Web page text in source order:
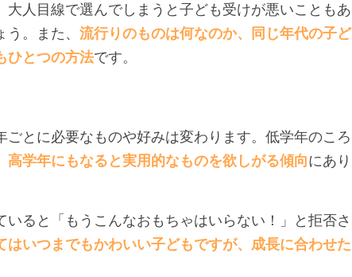
人目線で選んでしまうと子ども受けが悪いこともあ
。また、 流行りのものは何なのか、同じ年代の子ど
ひとつの方法です。
とに必要なものや好みは変わります。低学年のころ
高学年にもなると実用的なものを欲しがる傾向にあり
ると「もうこんなおもちゃはいらない！」と拒否さ
はいつまでもかわいい子どもですが、成長に合わせた